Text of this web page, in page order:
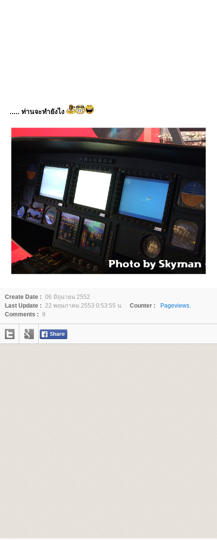
..... ท่านจะทำยังไง
Create Date : 06 มิถุนายน 2552
Last Update :
22 พฤษภาคม 2553 0:53:55 น. Counter :
Pageviews.
Comments : 9